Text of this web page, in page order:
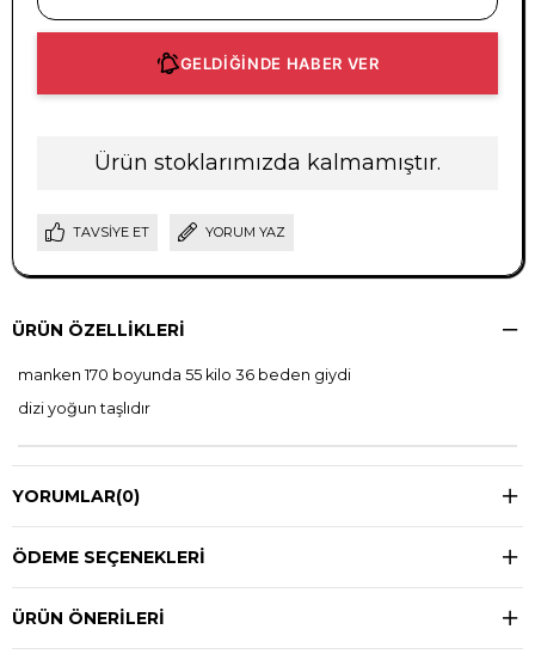
GELDİĞİNDE HABER VER
Ürün stoklarımızda kalmamıştır.
TAVSIYE ET YORUM YAZ
ÜRÜN ÖZELLIKLERI
manken 170 boyunda 55 kilo 36 beden giydi
dizi yoğun taşlıdır
YORUMLAR(0)
ÖDEME SEÇENEKLERI
ÜRÜN ÖNERILERI